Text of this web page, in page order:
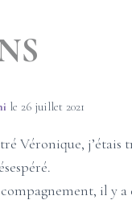
le 26 juillet 2021
Véronique, j’étais
il y